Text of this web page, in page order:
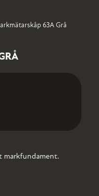
63A Grå
markfundament.